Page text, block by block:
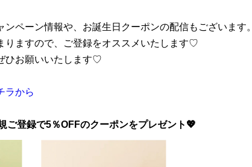
ペーン情報や、お誕生日クーポンの配信もございます。
りますので、ご登録をオススメいたします♡
ひお願いいたします♡
ラから
ご登録で5％OFFのクーポンをプレゼント💖